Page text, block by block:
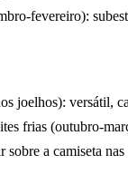
fevereiro):
joelhos): versátil,
frias (outubro-
sobre a camiseta